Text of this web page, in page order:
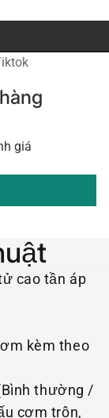
giá
cao tần áp
kèm theo
thường /
cơm trộn,